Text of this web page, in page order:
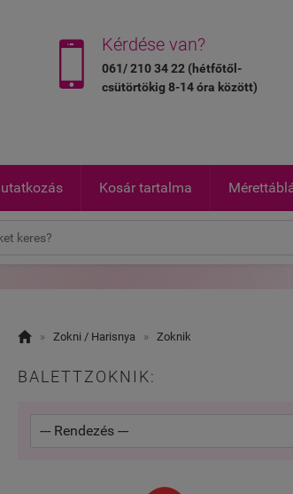
 Kérdése van?
061/ 210 34 22 (hétfőtől-
csütörtökig 8-14 óra között)
Kosár tartalma
 » Zokni / Harisnya » Zoknik
BALETTZOKNIK: